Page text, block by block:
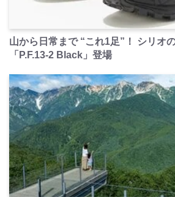
山から日常まで “これ1足”！ シリオ
「P.F.13-2 Black」登場